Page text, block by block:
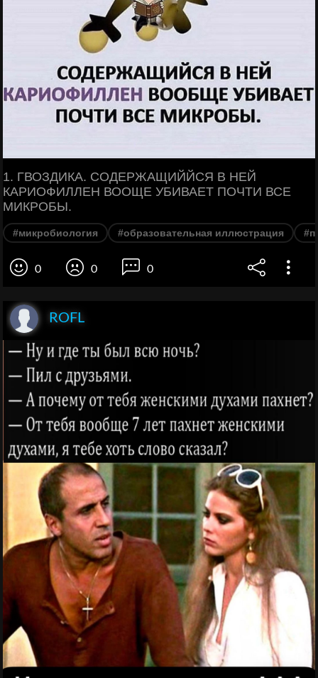
1. ГВОЗДИКА. СОДЕРЖАЩИЙЙСЯ В НЕЙ
КАРИОФИЛЛЕН ВООЩЕ УБИВАЕТ ПОЧТИ ВСЕ
МИКРОБЫ.
#микробиология #образовательная иллюстрация
0 0 0
ROFL